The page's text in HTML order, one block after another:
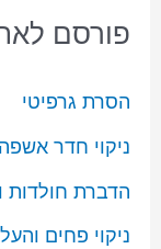
פורסם
הסרת גרפיטי
ניקוי חדר
הדברת חולדות
ניקוי פחים